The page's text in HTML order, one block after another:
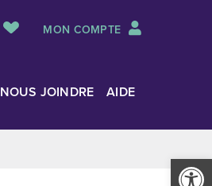
Ouvrir
MON COMPTE
NOUS JOINDRE AIDE